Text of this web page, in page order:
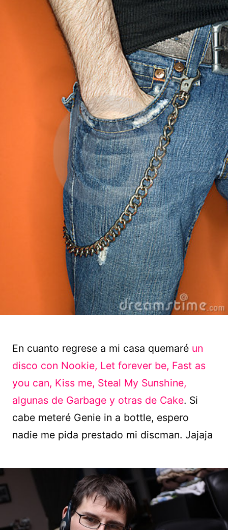
En cuanto regrese a mi casa quemaré un
disco con Nookie, Let forever be, Fast as
you can, Kiss me, Steal My Sunshine,
algunas de Garbage y otras de Cake. Si
cabe meteré Genie in a bottle, espero
nadie me pida prestado mi discman. Jajaja